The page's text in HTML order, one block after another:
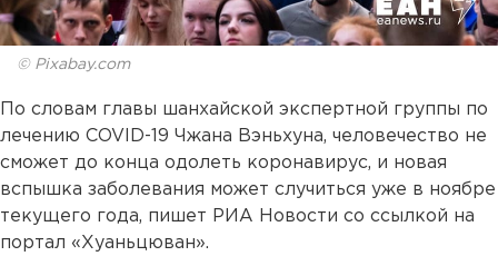
© Pixabay.com
По словам главы шанхайской экспертной группы по
лечению COVID-19 Чжана Вэньхуна, человечество не
сможет до конца одолеть коронавирус, и новая
вспышка заболевания может случиться уже в ноябре
текущего года, пишет РИА Новости со ссылкой на
портал «Хуаньцюван».